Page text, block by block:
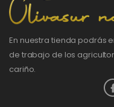
En nuestra tienda podrás
de trabajo de los
cariño.